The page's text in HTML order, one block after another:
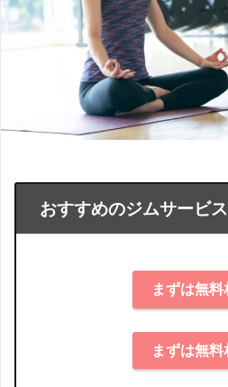
おすすめのジムサービ
まずは無料
まずは無料